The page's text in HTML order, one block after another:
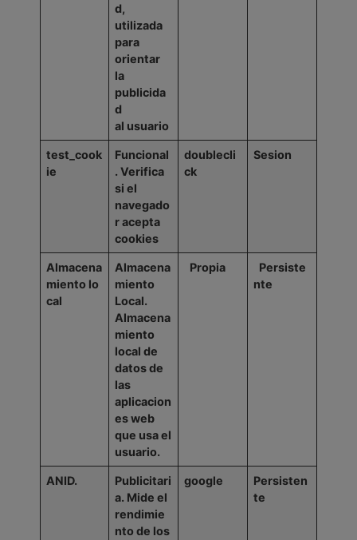
d,
utilizada
para
orientar
la
publicida
d
al usuario
test_cook
ie
Funcional
. Verifica
si el
navegado
r acepta
cookies
doublecli
ck
Sesion
Almacena
miento lo
cal
Almacena
miento
Local.
Almacena
miento
local de
datosde
las
aplicacion
es web
que usa el
usuario.
Propia
Persiste
nte
ANID.
Publicitari
a. Mide el
rendimie
nto de los
google
Persisten
te